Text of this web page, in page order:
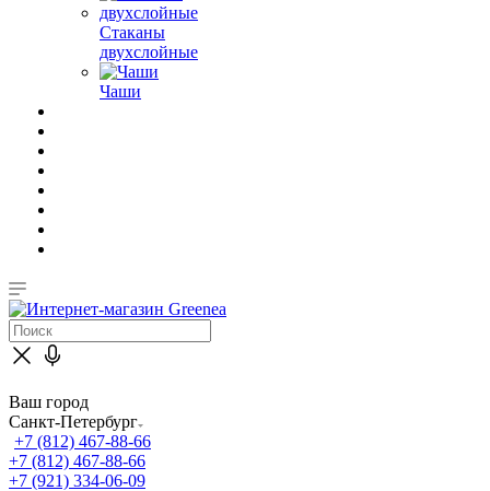
Стаканы
двухслойные
Чаши
Ваш город
Санкт-Петербург
+7 (812) 467-88-66
+7 (812) 467-88-66
+7 (921) 334-06-09